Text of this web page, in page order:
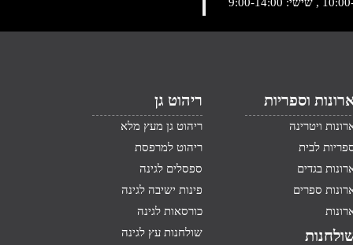
וספריות
ויטרינה
לבית
בגדים
ספרים
ריהוט גן
ריהוט גן מעץ מלא
ריהוט למרפסת
ספסלים לגינה
פינות ישיבה לגינה
כורסאות לגינה
שולחנות עץ לגינה